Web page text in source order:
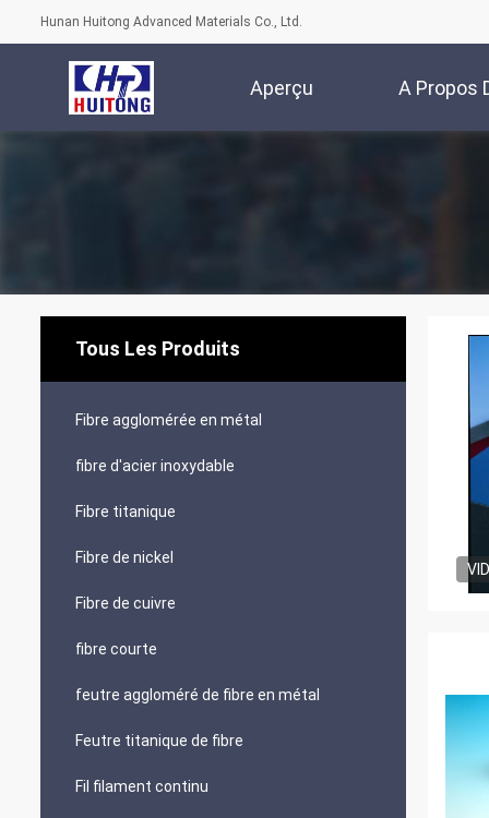
Hunan Huitong Advanced Materials Co., Ltd.
Aperçu A Propos
Tous Les Produits
Fibre agglomérée en métal
fibre d'acier inoxydable
Fibre titanique
Fibre de nickel
Fibre de cuivre
fibre courte
feutre aggloméré de fibre en métal
Feutre titanique de fibre
Fil filament continu